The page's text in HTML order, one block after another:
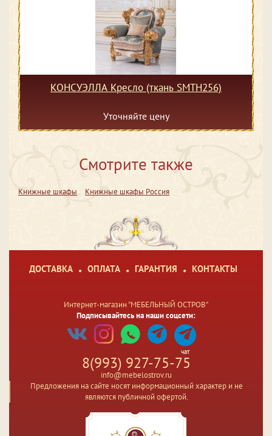
КОНСУЭЛЛА Кресло (ткань SMTH256)
Уточняйте цену
Смотрите также
Книжные шкафы Книжные шкафы Россия
ДОСТАВКА ОПЛАТА ГАРАНТИЯ КОНТАКТЫ
Интернет-магазин "МЕБЕЛЬНЫЙ ОСТРОВ"
Подписывайтесь на наши соцсети:
чат
8(993) 927-75-75
info@mebelostrov.ru
Предложения на сайте носят информационный характер и не
являются публичной офертой.